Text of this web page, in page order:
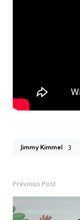
Jimmy Kimmel 3
Post
navigation
Previous Post